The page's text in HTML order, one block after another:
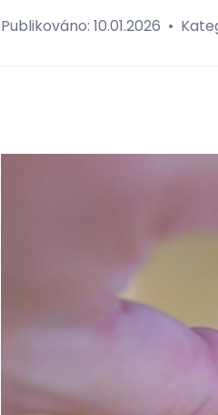
Publikováno: 10.01.2026 •